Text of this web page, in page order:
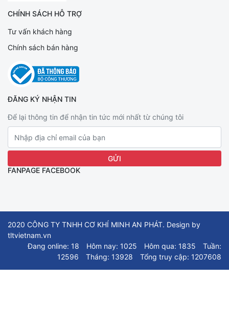
CHÍNH SÁCH HỖ TRỢ
Tư vấn khách hàng
Chính sách bán hàng
ĐĂNG KÝ NHẬN TIN
Để lại thông tin để nhận tin tức mới nhất từ chúng tôi
FANPAGE FACEBOOK
2020 CÔNG TY TNHH CƠ KHÍ MINH AN PHÁT. Design by
tltvietnam.vn
Đang online: 18
Hôm nay: 1025 Hôm qua: 1835
Tuần:
12596
Tháng: 13928 Tổng truy cập: 1207608